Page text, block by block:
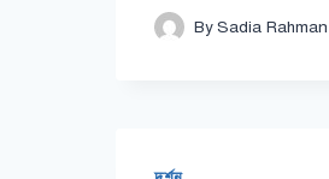
BySadia Rahman